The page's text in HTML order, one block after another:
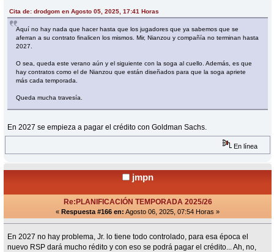
Cita de: drodgom en Agosto 05, 2025, 17:41 Horas
Aquí no hay nada que hacer hasta que los jugadores que ya sabemos que se
aferran a su contrato finalicen los mismos. Mir, Nianzou y compañía no terminan hasta
2027.
O sea, queda este verano aún y el siguiente con la soga al cuello. Además, es que
hay contratos como el de Nianzou que están diseñados para que la soga apriete
más cada temporada.
Queda mucha travesía.
En 2027 se empieza a pagar el crédito con Goldman Sachs.
En línea
jmpn
Re:PLANIFICACIÓN TEMPORADA 2025/26
« Respuesta #166 en: Agosto 06, 2025, 07:54 Horas »
En 2027 no hay problema, Jr. lo tiene todo controlado, para esa época el
nuevo RSP dará mucho rédito y con eso se podrá pagar el crédito... Ah, no,